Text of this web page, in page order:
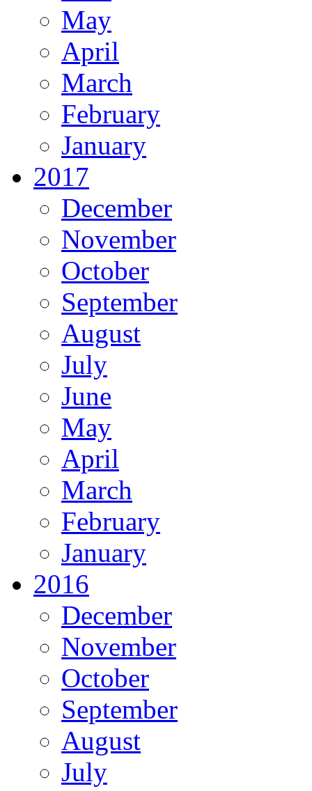
May
April
March
February
January
2017
December
November
October
September
August
July
June
May
April
March
February
January
2016
December
November
October
September
August
July